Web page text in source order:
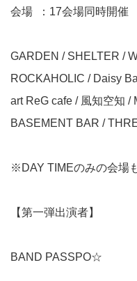
会場 ：17会場同時開催
GARDEN / SHELTER /
ROCKAHOLIC / Daisy
art ReG cafe / 風知空知 /
BASEMENT BAR /
※DAY TIMEのみの会場
【第一弾出演者】
BAND PASSPO☆